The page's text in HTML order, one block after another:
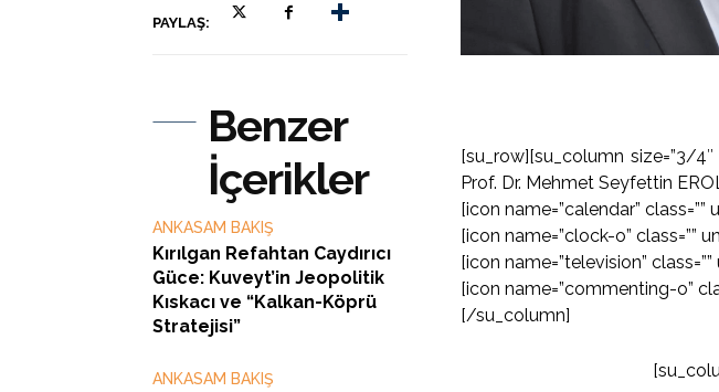
PAYLAŞ:
Benzer
İçerikler
ANKASAM BAKIŞ
Kırılgan Refahtan Caydırıcı
Güce: Kuveyt’in Jeopolitik
Kıskacı ve “Kalkan-Köprü
Stratejisi”
ANKASAM BAKIŞ
[su_row][su_column size=”3/4″
Prof. Dr. Mehmet Seyfettin EROL
[icon name=”calendar” class=””
[icon name=”clock-o” class=””
[icon name=”television”
[icon name=”commenting-o”
[/su_column]